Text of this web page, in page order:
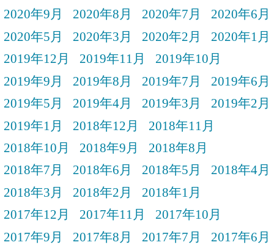
2020年9月
2020年8月 2020年7月
2020年6月
2020年5月
2020年3月 2020年2月
2020年1月
2019年12月
2019年11月
2019年10月
2019年9月
2019年8月 2019年7月
2019年6月
2019年5月
2019年4月 2019年3月
2019年2月
2019年1月
2018年12月
2018年11月
2018年10月
2018年9月
2018年8月
2018年7月
2018年6月 2018年5月
2018年4月
2018年3月
2018年2月
2018年1月
2017年12月
2017年11月
2017年10月
2017年9月
2017年8月 2017年7月
2017年6月